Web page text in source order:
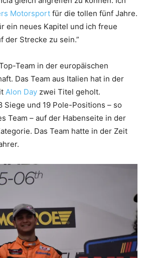
Motorsport für die tollen fünf Jahre.
ein neues Kapitel und ich freue
der Strecke zu sein.”
Team in der europäischen
Das Team aus Italien hat in der
Alon Day zwei Titel geholt.
Siege und 19 Pole-Positions – so
Team – auf der Habenseite in der
Das Team hatte in der Zeit